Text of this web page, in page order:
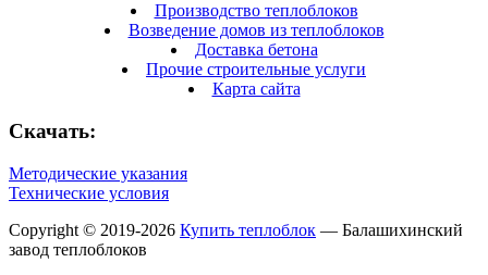
Производство теплоблоков
Возведение домов из теплоблоков
Доставка бетона
Прочие строительные услуги
Карта сайта
Скачать:
Методические указания
Технические условия
Copyright © 2019-2026 Купить теплоблок — Балашихинский
завод теплоблоков